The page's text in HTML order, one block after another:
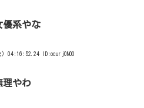
優系やな
04:16:52.24 ID:ocurj0NO0
理やわ